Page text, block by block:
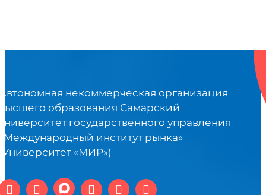
некоммерческая организация
образования Самарский
государственного управления
институт рынка»
«МИР»)